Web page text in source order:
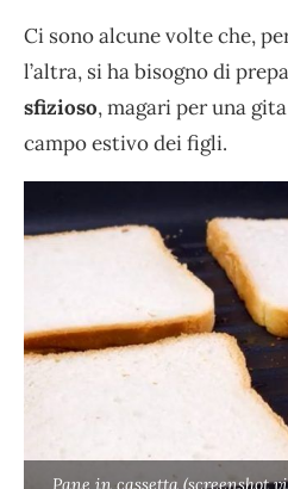
Ci sono alcune volte che,
l’altra, si ha bisogno di
sfizioso, magari per una
campo estivo dei figli.
Pane in cassetta (screenshot